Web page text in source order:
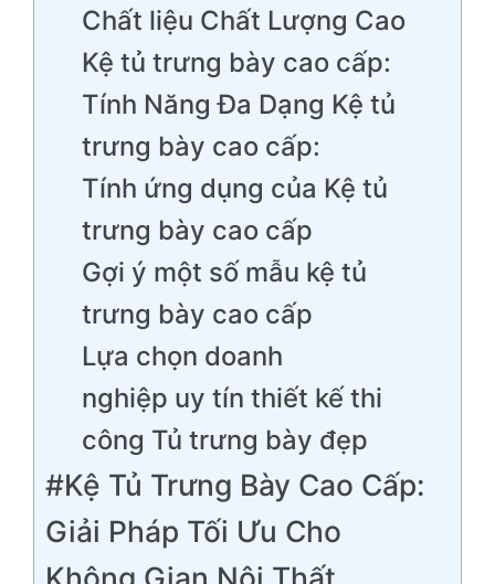
Chất liệu Chất Lượng Cao
Kệ tủ trưng bày cao cấp:
Tính Năng Đa Dạng Kệ tủ
trưng bày cao cấp:
Tính ứng dụng của Kệ tủ
trưng bày cao cấp
Gợi ý một số mẫu kệ tủ
trưng bày cao cấp
Lựa chọn doanh
nghiệp uy tín thiết kế thi
công Tủ trưng bày đẹp
#Kệ Tủ Trưng Bày Cao Cấp:
Giải Pháp Tối Ưu Cho